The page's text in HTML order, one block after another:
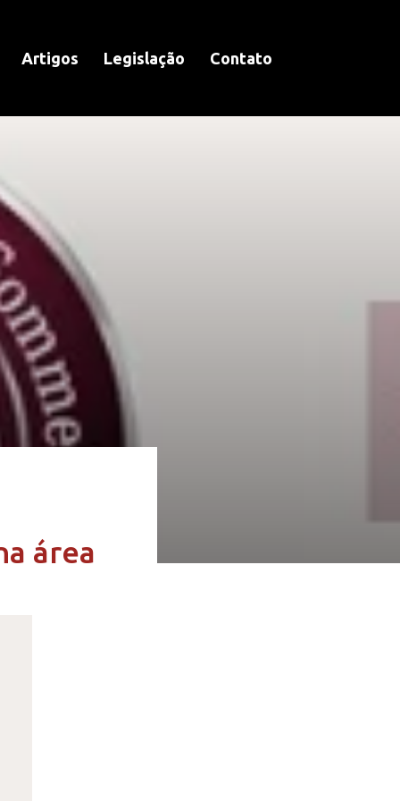
Artigos Legislação Contato
área